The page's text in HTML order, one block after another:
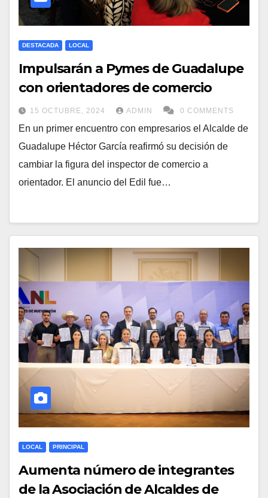
DESTACADA LOCAL
Impulsarán a Pymes de Guadalupe
con orientadores de comercio
15 OCTUBRE, 2024 ADMIN 0 COMMENTS
En un primer encuentro con empresarios el Alcalde de
Guadalupe Héctor García reafirmó su decisión de
cambiar la figura del inspector de comercio a
orientador. El anuncio del Edil fue…
LOCAL PRINCIPAL
Aumenta número de integrantes
de la Asociación de Alcaldes de